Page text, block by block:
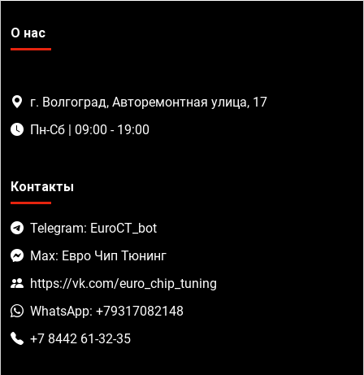
О нас
г. Волгоград, Авторемонтная улица, 17
Пн-Сб | 09:00 - 19:00
Контакты
Telegram: EuroCT_bot
Max: Евро Чип Тюнинг
https://vk.com/euro_chip_tuning
WhatsApp: +79317082148
+7 8442 61-32-35